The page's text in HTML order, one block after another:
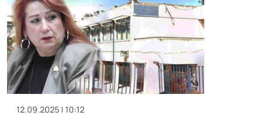
12.09.2025 | 10:12